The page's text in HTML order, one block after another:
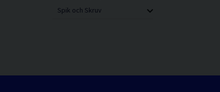
Spik och Skruv